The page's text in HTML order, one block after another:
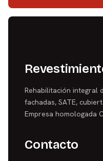
Rehabilitación integral
fachadas, SATE,
Empresa homologada
Contacto